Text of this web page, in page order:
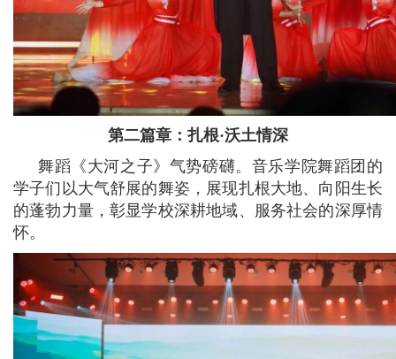
第二篇章：扎根·沃土情深
舞蹈《大河之子》气势磅礴。音乐学院舞蹈团的
学子们以大气舒展的舞姿，展现扎根大地、向阳生长
的蓬勃力量，彰显学校深耕地域、服务社会的深厚情
怀。